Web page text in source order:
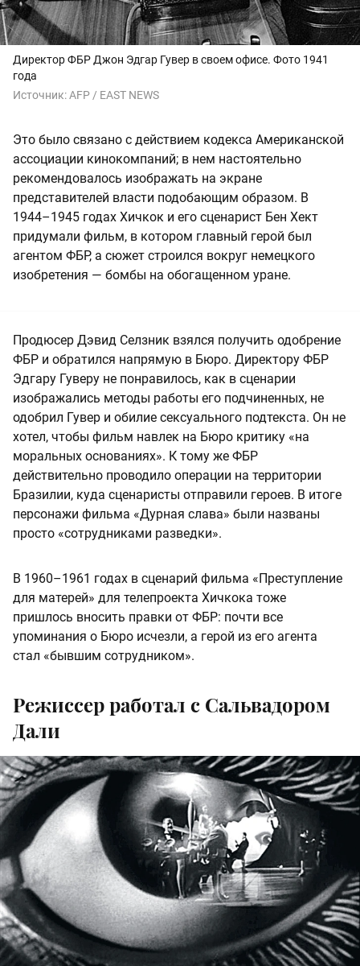
Директор ФБР Джон Эдгар Гувер в своем офисе. Фото 1941
года
Источник:AFP / EAST NEWS
Это было связано с действием кодекса Американской
ассоциации кинокомпаний; в нем настоятельно
рекомендовалось изображать на экране
представителей власти подобающим образом. В
1944–1945 годах Хичкок и его сценарист Бен Хект
придумали фильм, в котором главный герой был
агентом ФБР, а сюжет строился вокруг немецкого
изобретения — бомбы на обогащенном уране.
Продюсер Дэвид Селзник взялся получить одобрение
ФБР и обратился напрямую в Бюро. Директору ФБР
Эдгару Гуверу не понравилось, как в сценарии
изображались методы работы его подчиненных, не
одобрил Гувер и обилие сексуального подтекста. Он не
хотел, чтобы фильм навлек на Бюро критику «на
моральных основаниях». К тому же ФБР
действительно проводило операции на территории
Бразилии, куда сценаристы отправили героев. В итоге
персонажи фильма «Дурная слава» были названы
просто «сотрудниками разведки».
В 1960–1961 годах в сценарий фильма «Преступление
для матерей» для телепроекта Хичкока тоже
пришлось вносить правки от ФБР: почти все
упоминания о Бюро исчезли, а герой из его агента
стал «бывшим сотрудником».
Режиссер работал с Сальвадором
Дали